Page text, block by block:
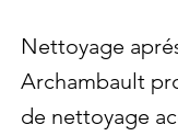
Nettoyage
Archambault
de nettoyage